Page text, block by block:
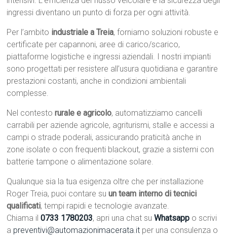
ingressi diventano un punto di forza per ogni attività.
Per l’ambito industriale a Treia, forniamo soluzioni robuste e
certificate per capannoni, aree di carico/scarico,
piattaforme logistiche e ingressi aziendali. I nostri impianti
sono progettati per resistere all’usura quotidiana e garantire
prestazioni costanti, anche in condizioni ambientali
complesse.
Nel contestorurale e agricolo, automatizziamo cancelli
carrabili per aziende agricole, agriturismi, stalle e accessi a
campi o strade poderali, assicurando praticità anche in
zone isolate o con frequenti blackout, grazie a sistemi con
batterie tampone o alimentazione solare.
Qualunque sia la tua esigenza oltre che per installazione
Roger Treia, puoi contare suun team interno di tecnici
qualificati, tempi rapidi e tecnologie avanzate.
Chiama il0733 1780203, apri una chat suWhatsapp o scrivi
a preventivi@automazionimacerata.it per una consulenza o